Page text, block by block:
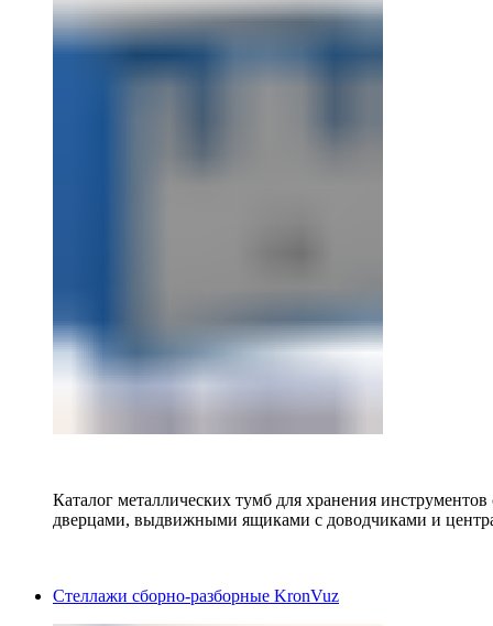
Каталог металлических тумб для хранения
дверцами, выдвижными ящиками с доводчиками и
Стеллажи сборно-разборные KronVuz